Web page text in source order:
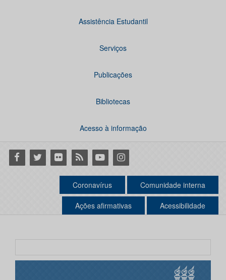
Assistência Estudantil
Serviços
Publicações
Bibliotecas
Acesso à informação
Facebook
Twitter Flickr RSS YoutubeInstagram
Coronavírus Comunidade interna
Ações afirmativas Acessibilidade